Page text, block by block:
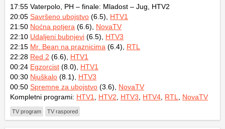
17:55 Vaterpolo, PH – finale: Mladost – Jug, HTV2
20:05 Savršeno ubojstvo (6.5), HTV1
21:50 Noćna potjera (6.6), NovaTV
22:10 Udaljeni bubnjevi (6.5), HTV3
22:15 Mr. Bean na praznicima (6.4), RTL
22:28 Red 2 (6.6), HTV1
00:24 Egzorcist (8.0), HTV1
00:30 Njuškalo (8.1), HTV3
00:50 Spremne za ubojstvo (3.6), NovaTV
Kompletni programi: HTV1 HTV2 HTV3 HTV4 RTL NovaTV
TV program TV raspored